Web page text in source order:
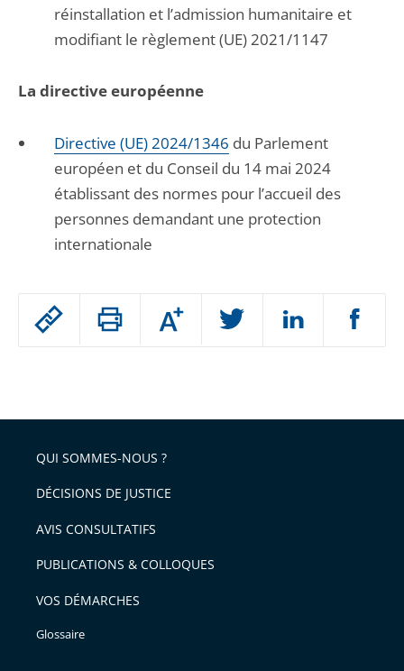
Passer
arriver
après
Augmenter
ou
l'article
pour
avant
réinstallation et l’admission humanitaire et
modifiant le règlement (UE) 2021/1147
La directive européenne
Directive (UE) 2024/1346 du Parlement
européen et du Conseil du 14 mai 2024
établissant des normes pour l’accueil des
personnes demandant une protection
internationale
QUI SOMMES-NOUS ?
DÉCISIONS DE JUSTICE
AVIS CONSULTATIFS
PUBLICATIONS & COLLOQUES
VOS DÉMARCHES
Glossaire